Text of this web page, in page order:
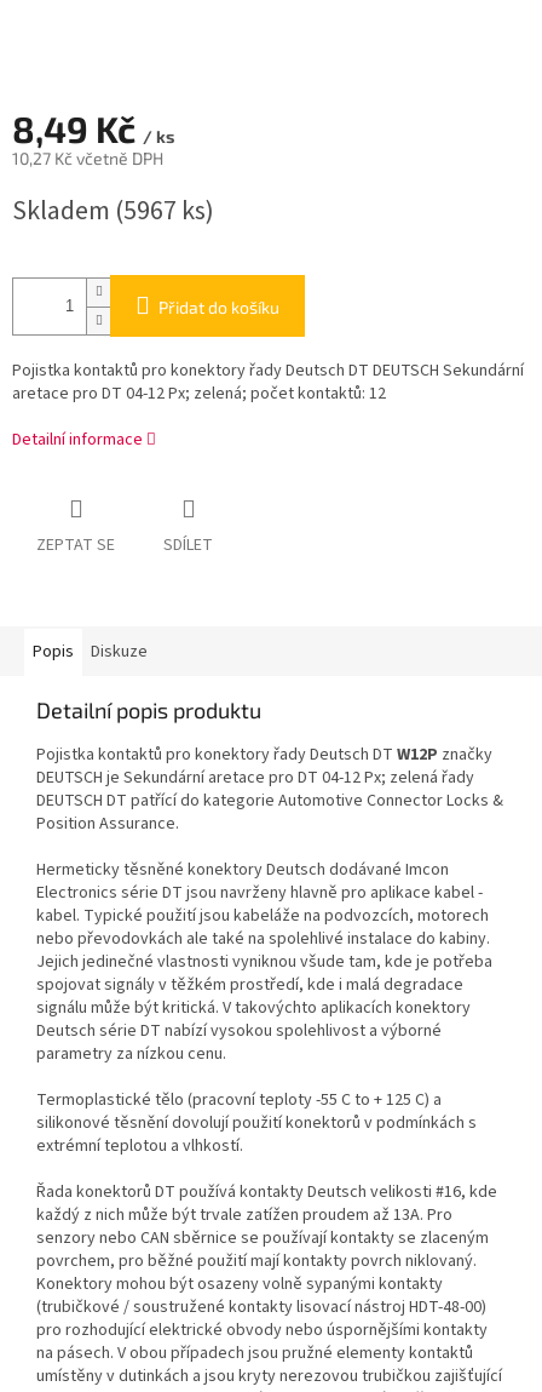
8,49 Kč / ks
10,27 Kč včetně DPH
cena:
Skladem (5967 ks)
Přidat do košíku
Pojistka kontaktů pro konektory řady Deutsch DT DEUTSCH Sekundární
aretace pro DT 04-12 Px; zelená; počet kontaktů: 12
Detailní informace
ZEPTAT SE SDÍLET
Popis Diskuze
Detailní popis produktu
Pojistka kontaktů pro konektory řady Deutsch DT W12P značky
DEUTSCH je Sekundární aretace pro DT 04-12 Px; zelená řady
DEUTSCH DT patřící do kategorie Automotive Connector Locks &
Position Assurance.
Hermeticky těsněné konektory Deutsch dodávané Imcon
Electronics série DT jsou navrženy hlavně pro aplikace kabel -
kabel. Typické použití jsou kabeláže na podvozcích, motorech
nebo převodovkách ale také na spolehlivé instalace do kabiny.
Jejich jedinečné vlastnosti vyniknou všude tam, kde je potřeba
spojovat signály v těžkém prostředí, kde i malá degradace
signálu může být kritická. V takovýchto aplikacích konektory
Deutsch série DT nabízí vysokou spolehlivost a výborné
parametry za nízkou cenu.
Termoplastické tělo (pracovní teploty -55 C to + 125 C) a
silikonové těsnění dovolují použití konektorů v podmínkách s
extrémní teplotou a vlhkostí.
Řada konektorů DT používá kontakty Deutsch velikosti #16, kde
každý z nich může být trvale zatížen proudem až 13A. Pro
senzory nebo CAN sběrnice se používají kontakty se zlaceným
povrchem, pro běžné použití mají kontakty povrch niklovaný.
Konektory mohou být osazeny volně sypanými kontakty
(trubičkové / soustružené kontakty lisovací nástroj HDT-48-00)
pro rozhodující elektrické obvody nebo úspornějšími kontakty
na pásech. V obou případech jsou pružné elementy kontaktů
umístěny v dutinkách a jsou kryty nerezovou trubičkou zajišťující